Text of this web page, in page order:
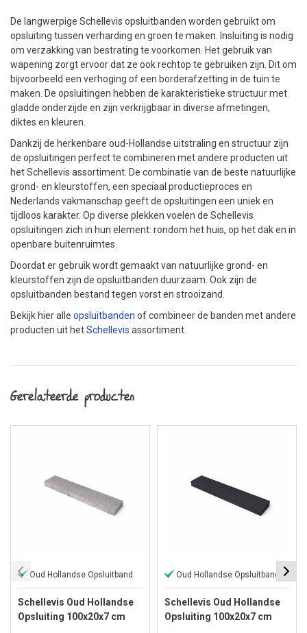
De langwerpige Schellevis opsluitbanden worden gebruikt om
opsluiting tussen verharding en groen te maken. Insluiting is nodig
om verzakking van bestrating te voorkomen. Het gebruik van
wapening zorgt ervoor dat ze ook rechtop te gebruiken zijn. Dit om
bijvoorbeeld een verhoging of een borderafzetting in de tuin te
maken. De opsluitingen hebben de karakteristieke structuur met
gladde onderzijde en zijn verkrijgbaar in diverse afmetingen,
diktes en kleuren.
Dankzij de herkenbare oud-Hollandse uitstraling en structuur zijn
de opsluitingen perfect te combineren met andere producten uit
het Schellevis assortiment. De combinatie van de beste natuurlijke
grond- en kleurstoffen, een speciaal productieproces en
Nederlands vakmanschap geeft de opsluitingen een uniek en
tijdloos karakter. Op diverse plekken voelen de Schellevis
opsluitingen zich in hun element: rondom het huis, op het dak en in
openbare buitenruimtes.
Doordat er gebruik wordt gemaakt van natuurlijke grond- en
kleurstoffen zijn de opsluitbanden duurzaam. Ook zijn de
opsluitbanden bestand tegen vorst en strooizand.
Bekijk hier alle opsluitbanden of combineer de banden met andere
producten uit hetSchellevis assortiment.
Gerelateerde producten
Oud Hollandse Opsluitband
Schellevis Oud Hollandse
Opsluiting 100x20x7 cm
Oud Hollandse Opsluitband
Schellevis Oud Hollandse
Opsluiting 100x20x7 cm